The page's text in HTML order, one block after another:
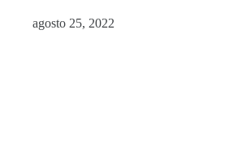
agosto 25, 2022